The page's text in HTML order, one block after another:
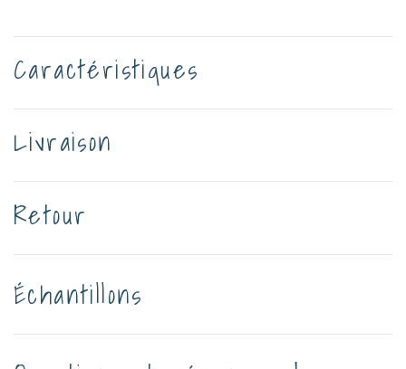
Caractéristiques
Livraison
Retour
Échantillons